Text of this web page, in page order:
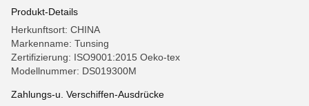
Produkt-Details
Herkunftsort: CHINA
Markenname: Tunsing
Zertifizierung: ISO9001:2015 Oeko-tex
Modellnummer: DS019300M
Zahlungs-u. Verschiffen-Ausdrücke